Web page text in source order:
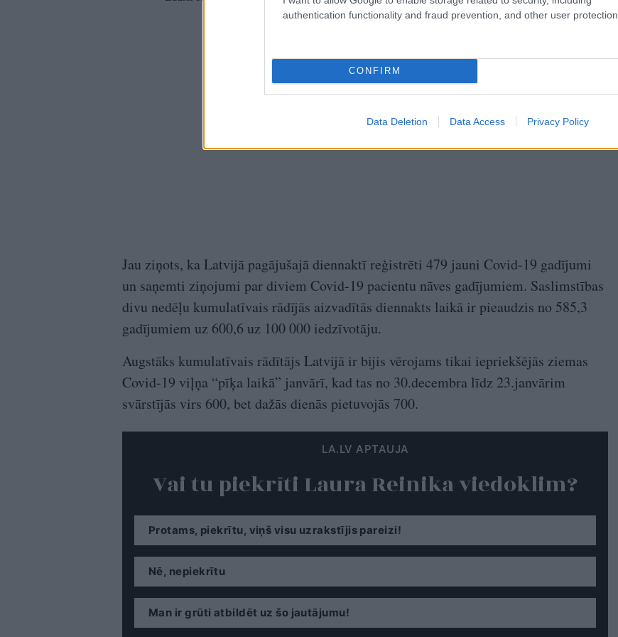
authentication functionality and fraud prevention, and other user protection.
CONFIRM
Data Deletion Data Access Privacy Policy
Jau ziņots, ka Latvijā pagājušajā diennaktī reģistrēti 479 jauni Covid-19 gadījumi
un saņemti ziņojumi par diviem Covid-19 pacientu nāves gadījumiem. Saslimstības
divu nedēļu kumulatīvais rādījās aizvadītās diennakts laikā ir pieaudzis no 585,3
gadījumiem uz 600,6 uz 100 000 iedzīvotāju.
Augstāks kumulatīvais rādītājs Latvijā ir bijis vērojams tikai iepriekšējās ziemas
Covid-19 viļņa “pīķa laikā” janvārī, kad tas no 30.decembra līdz 23.janvārim
svārstījās virs 600, bet dažās dienās pietuvojās 700.
LA.LV APTAUJA
Vai tu piekrīti Laura Reinika viedoklim?
Protams, piekrītu, viņš visu uzrakstījis pareizi!
Nē, nepiekrītu
Man ir grūti atbildēt uz šo jautājumu!